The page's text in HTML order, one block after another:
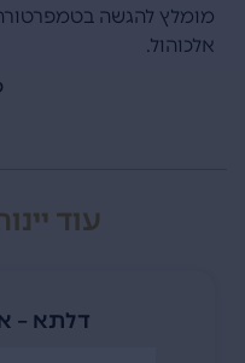
אלכוהול.
עוד
דלתא –